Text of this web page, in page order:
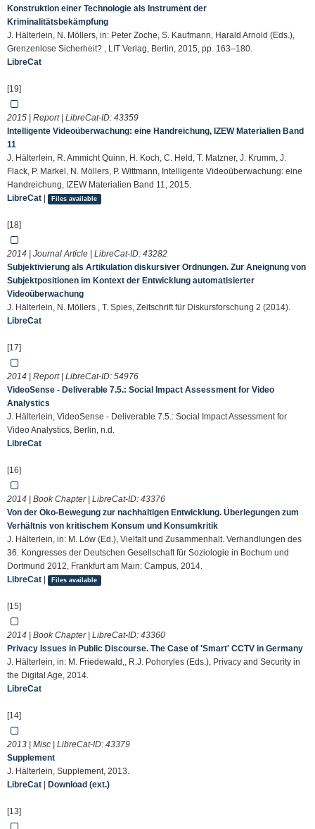
Konstruktion einer Technologie als Instrument der
Kriminalitätsbekämpfung
J. Hälterlein, N. Möllers, in: Peter Zoche, S. Kaufmann, Harald Arnold (Eds.),
Grenzenlose Sicherheit? , LIT Verlag, Berlin, 2015, pp. 163–180.
LibreCat
[19]
2015 | Report | LibreCat-ID: 43359
Intelligente Videoüberwachung: eine Handreichung, IZEW Materialien Band
11
J. Hälterlein, R. Ammicht Quinn, H. Koch, C. Held, T. Matzner, J. Krumm, J.
Flack, P. Markel, N. Möllers, P. Wittmann, Intelligente Videoüberwachung: eine
Handreichung, IZEW Materialien Band 11, 2015.
LibreCat
Files available
[18]
2014 | Journal Article | LibreCat-ID: 43282
Subjektivierung als Artikulation diskursiver Ordnungen. Zur Aneignung von
Subjektpositionen im Kontext der Entwicklung automatisierter
Videoüberwachung
J. Hälterlein, N. Möllers , T. Spies, Zeitschrift für Diskursforschung 2 (2014).
LibreCat
[17]
2014 | Report | LibreCat-ID: 54976
VideoSense - Deliverable 7.5.: Social Impact Assessment for Video
Analystics
J. Hälterlein, VideoSense - Deliverable 7.5.: Social Impact Assessment for
Video Analystics, Berlin, n.d.
LibreCat
[16]
2014 | Book Chapter | LibreCat-ID: 43376
Von der Öko-Bewegung zur nachhaltigen Entwicklung. Überlegungen zum
Verhältnis von kritischem Konsum und Konsumkritik
J. Hälterlein, in: M. Löw (Ed.), Vielfalt und Zusammenhalt. Verhandlungen des
36. Kongresses der Deutschen Gesellschaft für Soziologie in Bochum und
Dortmund 2012, Frankfurt am Main: Campus, 2014.
LibreCat
Files available
[15]
2014 | Book Chapter | LibreCat-ID: 43360
Privacy Issues in Public Discourse. The Case of 'Smart' CCTV in Germany
J. Hälterlein, in: M. Friedewald,, R.J. Pohoryles (Eds.), Privacy and Security in
the Digital Age, 2014.
LibreCat
[14]
2013 | Misc | LibreCat-ID: 43379
Supplement
J. Hälterlein, Supplement, 2013.
LibreCat
Download (ext.)
[13]